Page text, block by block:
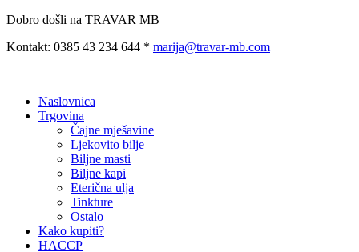
Preskoči
sadržaj
Dobro došli na TRAVAR MB
Kontakt: 0385 43 234 644 * marija@travar-mb.com
Naslovnica
Trgovina
Čajne mješavine
Ljekovito bilje
Biljne masti
Biljne kapi
Eterična ulja
Tinkture
Ostalo
Kako kupiti?
HACCP